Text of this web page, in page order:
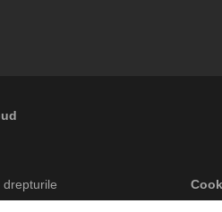
drepturile